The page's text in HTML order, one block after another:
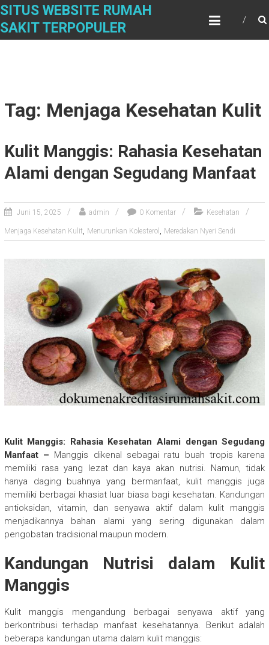
Skip
content
SITUS WEBSITE RUMAH
SAKIT TERPOPULER
Tag: Menjaga Kesehatan Kulit
Kulit Manggis: Rahasia Kesehatan
Alami dengan Segudang Manfaat
Juni 15, 2025 admin 0 Komentar Kesehatan
Menjaga Kesehatan Kulit, Menurunkan Kolesterol , Meredakan Nyeri Sendi
Kulit Manggis: Rahasia Kesehatan Alami dengan Segudang
Manfaat – Manggis dikenal sebagai ratu buah tropis karena
memiliki rasa yang lezat dan kaya akan nutrisi. Namun, tidak
hanya daging buahnya yang bermanfaat, kulit manggis juga
memiliki berbagai khasiat luar biasa bagi kesehatan. Kandungan
antioksidan, vitamin, dan senyawa aktif dalam kulit manggis
menjadikannya bahan alami yang sering digunakan dalam
pengobatan tradisional maupun modern.
Kandungan Nutrisi dalam Kulit
Manggis
Kulit manggis mengandung berbagai senyawa aktif yang
berkontribusi terhadap manfaat kesehatannya. Berikut adalah
beberapa kandungan utama dalam kulit manggis: